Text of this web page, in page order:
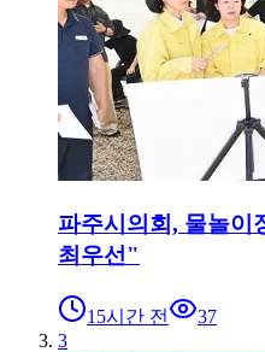
파주시의회, 물놀
최우선"
15시간 전
37
3